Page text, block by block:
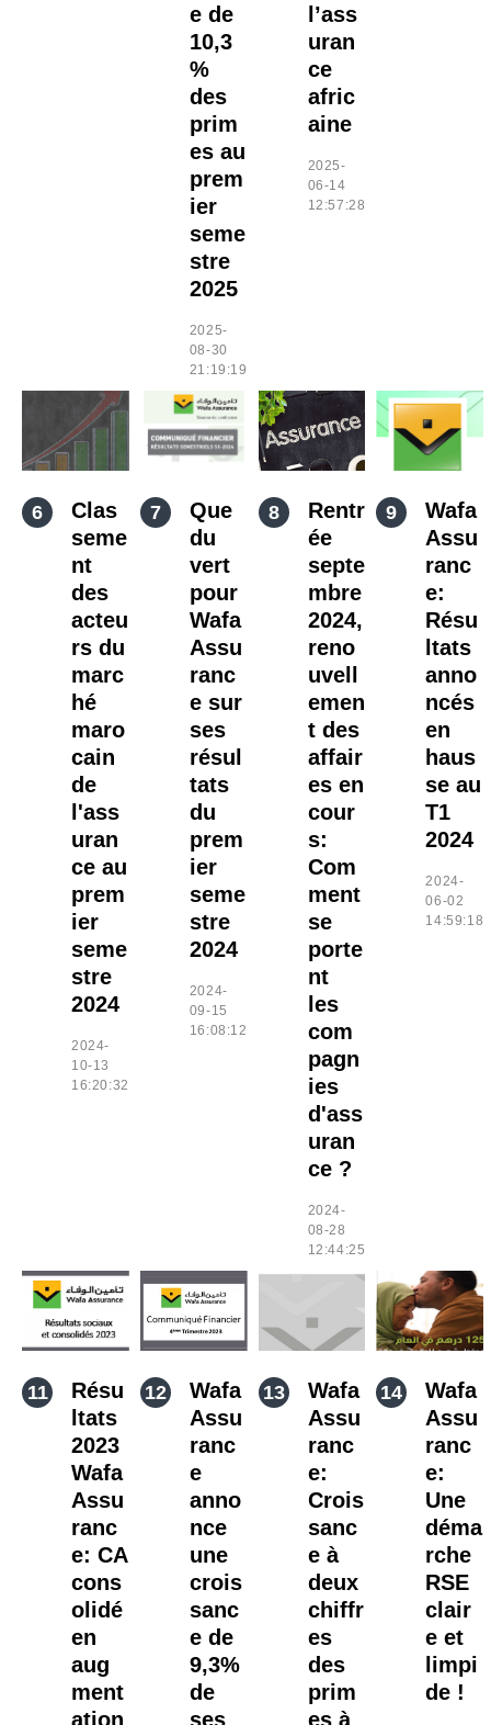
e de
10,3
%
des
prim
es au
prem
ier
seme
stre
2025
2025-
08-30
21:19:19
l’ass
uran
ce
afric
aine
2025-
06-14
12:57:28
Clas
seme
nt
des
acteu
rs du
marc
hé
maro
cain
de
l'ass
uran
ce au
prem
ier
seme
stre
2024
2024-
10-13
16:20:32
Que
du
vert
pour
Wafa
Assu
ranc
e sur
ses
résul
tats
du
prem
ier
seme
stre
2024
2024-
09-15
16:08:12
Rentr
ée
septe
mbre
2024,
reno
uvell
emen
t des
affair
es en
cour
s:
Com
ment
se
porte
nt
les
com
pagn
ies
d'ass
uran
ce ?
2024-
08-28
12:44:25
Wafa
Assu
ranc
e:
Résu
ltats
anno
ncés
en
haus
se au
T1
2024
2024-
06-02
14:59:18
Résu
ltats
2023
Wafa
Assu
ranc
e: CA
cons
olidé
en
aug
ment
ation
Wafa
Assu
ranc
e
anno
nce
une
crois
sanc
e de
9,3%
de
ses
Wafa
Assu
ranc
e:
Crois
sanc
e à
deux
chiffr
es
des
prim
es à
Wafa
Assu
ranc
e:
Une
déma
rche
RSE
clair
e et
limpi
de !